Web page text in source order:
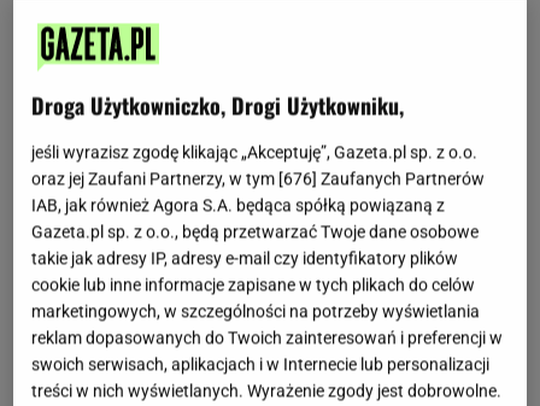
Droga Użytkowniczko, Drogi Użytkowniku,
jeśli wyrazisz zgodę klikając „Akceptuję”, Gazeta.pl sp. z o.o.
oraz jej Zaufani Partnerzy, w tym [676] Zaufanych Partnerów
IAB, jak również Agora S.A. będąca spółką powiązaną z
Gazeta.pl sp. z o.o., będą przetwarzać Twoje dane osobowe
takie jak adresy IP, adresy e-mail czy identyfikatory plików
cookie lub inne informacje zapisane w tych plikach do celów
marketingowych, w szczególności na potrzeby wyświetlania
reklam dopasowanych do Twoich zainteresowań i preferencji w
swoich serwisach, aplikacjach i w Internecie lub personalizacji
treści w nich wyświetlanych. Wyrażenie zgody jest dobrowolne.